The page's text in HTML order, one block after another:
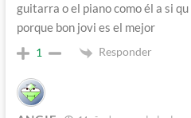
guitarra o el piano como él a si
porque bon jovi es el mejor
1 Responder